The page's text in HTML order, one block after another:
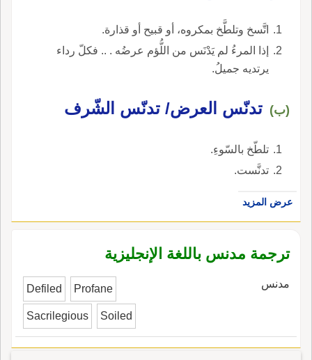
اتَّسخ وتلطَّخ بمكروه، أو قبيح أو قذارة.
إذا المرءُ لم يَدْنَس من اللُّؤم عرضُه . .. فكلّ رداء
يرتديه جميلُ.
(ب) تدنّس العرض/ تدنّس الشّرف
تلطّخ بالسّوءِ.
تدنَّست.
عرض المزيد
ترجمة مدنس باللغة الإنجليزية
مدنس Defiled Profane
Sacrilegious Soiled